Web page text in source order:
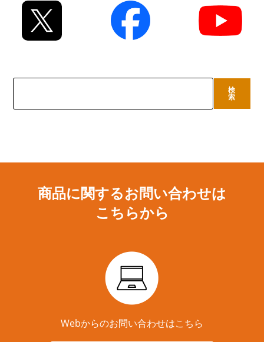
検
検
索
商品に関するお問い合わせは
こちらから
Webからのお問い合わせはこちら